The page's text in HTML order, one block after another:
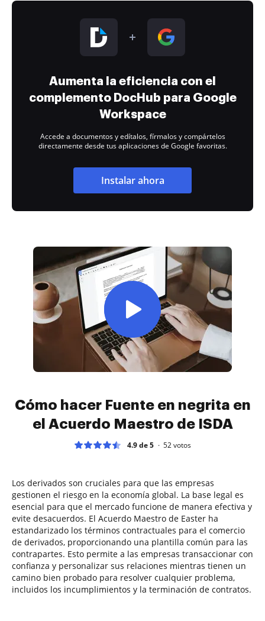
Aumenta la eficiencia con el
complemento DocHub para Google
Workspace
Accede a documentos y edítalos, fírmalos y compártelos
directamente desde tus aplicaciones de Google favoritas.
Instalar ahora
Cómo hacer Fuente en negrita en
el Acuerdo Maestro de ISDA
4.9 de 5 52votos
Los derivados son cruciales para que las empresas
gestionen el riesgo en la economía global. La base legal es
esencial para que el mercado funcione de manera efectiva y
evite desacuerdos. El Acuerdo Maestro de Easter ha
estandarizado los términos contractuales para el comercio
de derivados, proporcionando una plantilla común para las
contrapartes. Esto permite a las empresas transaccionar con
confianza y personalizar sus relaciones mientras tienen un
camino bien probado para resolver cualquier problema,
incluidos los incumplimientos y la terminación de contratos.